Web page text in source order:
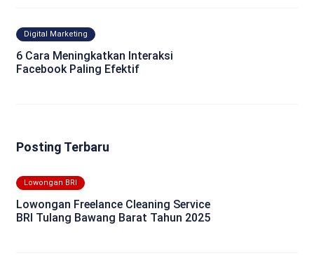
Digital Marketing
6 Cara Meningkatkan Interaksi
Facebook Paling Efektif
Posting Terbaru
Lowongan BRI
Lowongan Freelance Cleaning Service
BRI Tulang Bawang Barat Tahun 2025